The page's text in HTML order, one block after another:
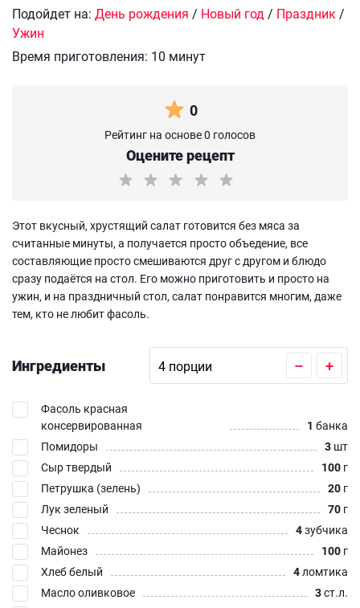
Подойдет на: День рождения / Новый год/ Праздник/
Ужин
Время приготовления: 10 минут
0
Рейтинг на основе 0 голосов
Оцените рецепт
Этот вкусный, хрустящий салат готовится без мяса за
считанные минуты, а получается просто объедение, все
составляющие просто смешиваются друг с другом и блюдо
сразу подаётся на стол. Его можно приготовить и просто на
ужин, и на праздничный стол, салат понравится многим, даже
тем, кто не любит фасоль.
Ингредиенты – +
Фасоль красная
консервированная
1 банка
Помидоры
3 шт
Сыр твердый
100 г
Петрушка (зелень)
20 г
Лук зеленый
70 г
Чеснок
4зубчика
Майонез
100 г
Хлеб белый
4ломтика
Масло оливковое
3ст.л.